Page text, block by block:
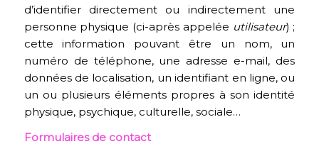
d’identifier directement ou indirectement une
personne physique (ci-après appelée utilisateur) ;
cette information pouvant être un nom, un
numéro de téléphone, une adresse e-mail, des
données de localisation, un identifiant en ligne, ou
un ou plusieurs éléments propres à son identité
physique, psychique, culturelle, sociale…
Formulaires de contact